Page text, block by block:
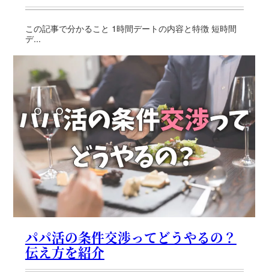
この記事で分かること 1時間デートの内容と特徴 短時間
デ...
パパ活の条件交渉ってどうやるの？
伝え方を紹介